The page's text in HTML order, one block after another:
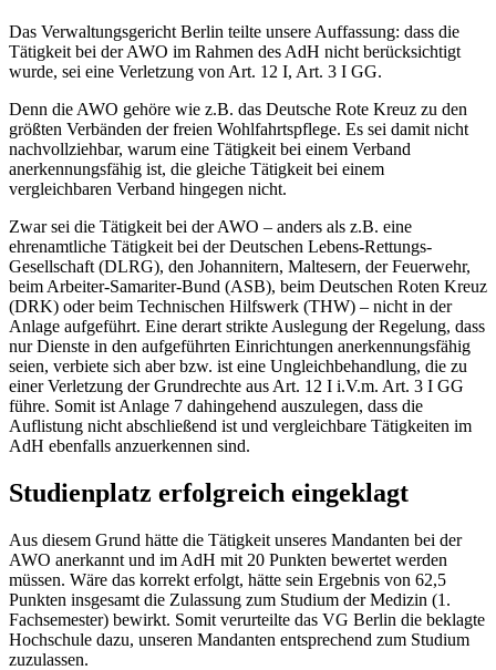
Das Verwaltungsgericht Berlin teilte unsere Auffassung: dass die
Tätigkeit bei der AWO im Rahmen des AdH nicht berücksichtigt
wurde, sei eine Verletzung von Art. 12 I, Art. 3 I GG.
Denn die AWO gehöre wie z.B. das Deutsche Rote Kreuz zu den
größten Verbänden der freien Wohlfahrtspflege. Es sei damit nicht
nachvollziehbar, warum eine Tätigkeit bei einem Verband
anerkennungsfähig ist, die gleiche Tätigkeit bei einem
vergleichbaren Verband hingegen nicht.
Zwar sei die Tätigkeit bei der AWO – anders als z.B. eine
ehrenamtliche Tätigkeit bei der Deutschen Lebens-Rettungs-
Gesellschaft (DLRG), den Johannitern, Maltesern, der Feuerwehr,
beim Arbeiter-Samariter-Bund (ASB), beim Deutschen Roten Kreuz
(DRK) oder beim Technischen Hilfswerk (THW) – nicht in der
Anlage aufgeführt. Eine derart strikte Auslegung der Regelung, dass
nur Dienste in den aufgeführten Einrichtungen anerkennungsfähig
seien, verbiete sich aber bzw. ist eine Ungleichbehandlung, die zu
einer Verletzung der Grundrechte aus Art. 12 I i.V.m. Art. 3 I GG
führe. Somit ist Anlage 7 dahingehend auszulegen, dass die
Auflistung nicht abschließend ist und vergleichbare Tätigkeiten im
AdH ebenfalls anzuerkennen sind.
Studienplatz erfolgreich eingeklagt
Aus diesem Grund hätte die Tätigkeit unseres Mandanten bei der
AWO anerkannt und im AdH mit 20 Punkten bewertet werden
müssen. Wäre das korrekt erfolgt, hätte sein Ergebnis von 62,5
Punkten insgesamt die Zulassung zum Studium der Medizin (1.
Fachsemester) bewirkt. Somit verurteilte das VG Berlin die beklagte
Hochschule dazu, unseren Mandanten entsprechend zum Studium
zuzulassen.